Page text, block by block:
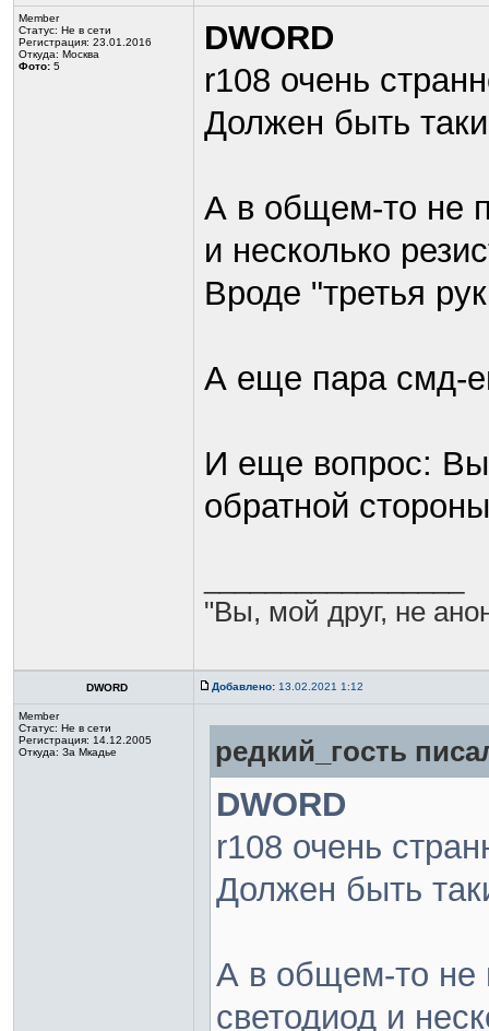
Member
Статус: Не в сети
Регистрация: 23.01.2016
Откуда: Москва
Фото: 5
DWORD
r108 очень
Должен быть
А в общем-то не
и несколько
Вроде "третья
А еще пара смд-
И еще вопрос: Вы
обратной
"Вы, мой друг, не
DWORD Добавлено: 13.02.2021 1:12
Member
Статус: Не в сети
Регистрация: 14.12.2005
Откуда: За Мкадье
редкий_гость
DWORD
r108 очень
Должен быть
А в общем-то не
светодиод и